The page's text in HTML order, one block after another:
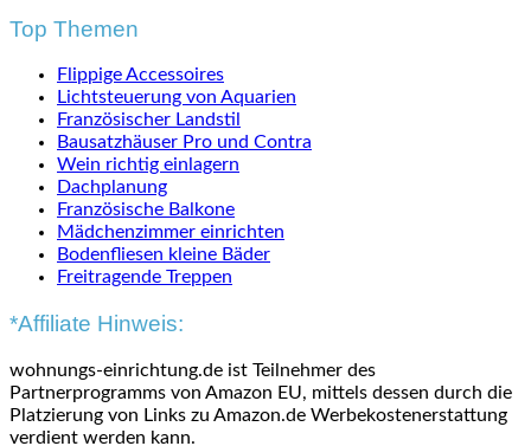
Top Themen
Flippige Accessoires
Lichtsteuerung von Aquarien
Französischer Landstil
Bausatzhäuser Pro und Contra
Wein richtig einlagern
Dachplanung
Französische Balkone
Mädchenzimmer einrichten
Bodenfliesen kleine Bäder
Freitragende Treppen
*Affiliate Hinweis:
wohnungs-einrichtung.de ist Teilnehmer des
Partnerprogramms von Amazon EU, mittels dessen durch die
Platzierung von Links zu Amazon.de Werbekostenerstattung
verdient werden kann.